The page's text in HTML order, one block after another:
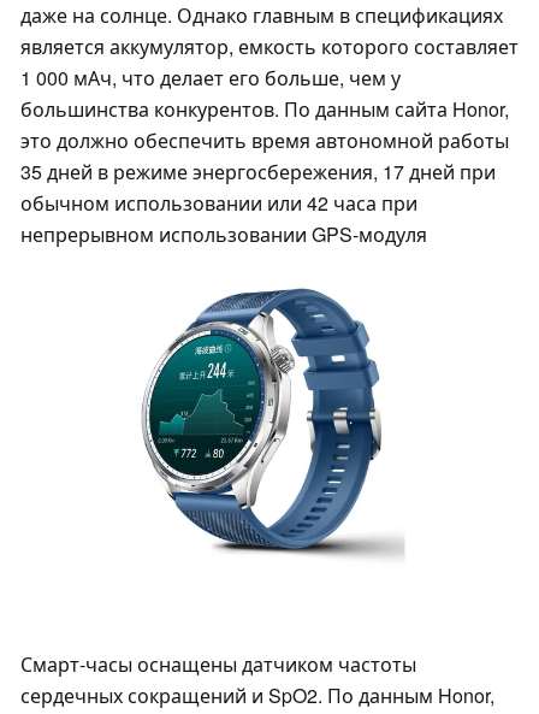
даже на солнце. Однако главным в спецификациях
является аккумулятор, емкость которого составляет
1 000 мАч, что делает его больше, чем у
большинства конкурентов. По данным сайта Honor,
это должно обеспечить время автономной работы
35 дней в режиме энергосбережения, 17 дней при
обычном использовании или 42 часа при
непрерывном использовании GPS-модуля
Смарт-часы оснащены датчиком частоты
сердечных сокращений и SpO2. По данным Honor,